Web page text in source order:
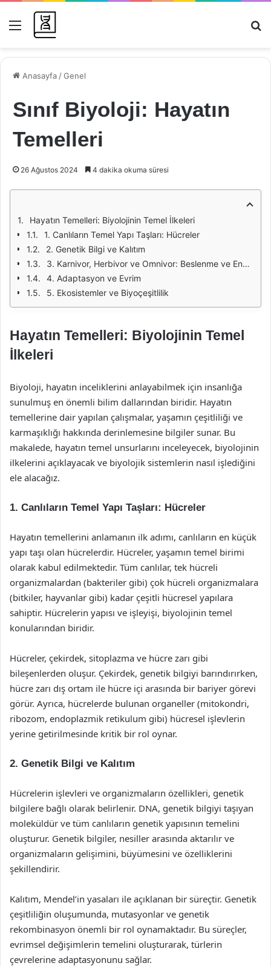
Menü
Anasayfa /Genel
Sınıf Biyoloji: Hayatın
Temelleri
26 Ağustos 2024 4 dakika okuma süresi
Hayatın Temelleri: Biyolojinin Temel İlkeleri
1. Canlıların Temel Yapı Taşları: Hücreler
2. Genetik Bilgi ve Kalıtım
3. Karnivor, Herbivor ve Omnivor: Beslenme ve Enerji Transferi
4. Adaptasyon ve Evrim
5. Ekosistemler ve Biyoçeşitlilik
Hayatın Temelleri: Biyolojinin Temel
İlkeleri
Biyoloji, hayatın inceliklerini anlayabilmek için insanlığa
sunulmuş en önemli bilim dallarından biridir. Hayatın
temellerine dair yapılan çalışmalar, yaşamın çeşitliliği ve
karmaşıklığı hakkında derinlemesine bilgiler sunar. Bu
makalede, hayatın temel unsurlarını inceleyecek, biyolojinin
ilkelerini açıklayacak ve biyolojik sistemlerin nasıl işlediğini
ele alacağız.
1. Canlıların Temel Yapı Taşları: Hücreler
Hayatın temellerini anlamanın ilk adımı, canlıların en küçük
yapı taşı olan hücrelerdir. Hücreler, yaşamın temel birimi
olarak kabul edilmektedir. Tüm canlılar, tek hücreli
organizmalardan (bakteriler gibi) çok hücreli organizmalara
(bitkiler, hayvanlar gibi) kadar çeşitli hücresel yapılara
sahiptir. Hücrelerin yapısı ve işleyişi, biyolojinin temel
konularından biridir.
Hücreler, çekirdek, sitoplazma ve hücre zarı gibi
bileşenlerden oluşur. Çekirdek, genetik bilgiyi barındırırken,
hücre zarı dış ortam ile hücre içi arasında bir bariyer görevi
görür. Ayrıca, hücrelerde bulunan organeller (mitokondri,
ribozom, endoplazmik retikulum gibi) hücresel işlevlerin
yerine getirilmesinde kritik bir rol oynar.
2. Genetik Bilgi ve Kalıtım
Hücrelerin işlevleri ve organizmaların özellikleri, genetik
bilgilere bağlı olarak belirlenir. DNA, genetik bilgiyi taşıyan
moleküldür ve tüm canlıların genetik yapısının temelini
oluşturur. Genetik bilgiler, nesiller arasında aktarılır ve
organizmaların gelişimini, büyümesini ve özelliklerini
şekillendirir.
Kalıtım, Mendel’in yasaları ile açıklanan bir süreçtir. Genetik
çeşitliliğin oluşumunda, mutasyonlar ve genetik
rekombinasyon önemli bir rol oynamaktadır. Bu süreçler,
evrimsel değişimlerin temelini oluşturarak, türlerin
çevrelerine adaptasyonunu sağlar.